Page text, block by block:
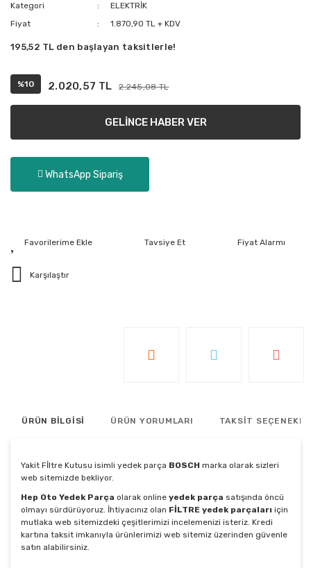
Kategori
ELEKTRİK
Fiyat
1.870,90 TL + KDV
195,52 TL den başlayan taksitlerle!
%10 2.020,57 TL 2.245,08 TL
GELİNCE HABER VER
WhatsApp Sipariş
Tavsiye Et Fiyat Alarmı
Karşılaştır
ÜRÜN BİLGİSİ ÜRÜN YORUMLARI TAKSİT
Yakit Fİltre Kutusu isimli yedek parça BOSCH marka olarak sizleri
web sitemizde bekliyor.
Hep Oto Yedek Parça olarak online yedek parça satışında öncü
olmayı sürdürüyoruz. İhtiyacınız olan FİLTRE yedek parçaları için
mutlaka web sitemizdeki çeşitlerimizi incelemenizi isteriz. Kredi
kartına taksit imkanıyla ürünlerimizi web sitemiz üzerinden güvenle
satın alabilirsiniz.